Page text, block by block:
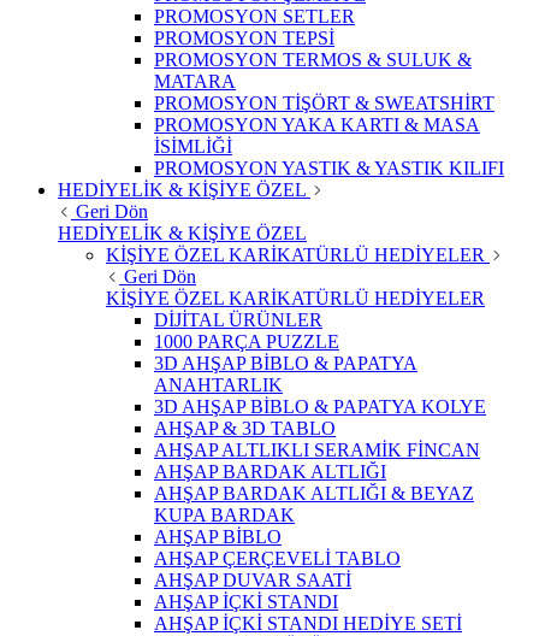
PROMOSYON SETLER
PROMOSYON TEPSİ
PROMOSYON TERMOS & SULUK &
MATARA
PROMOSYON TİŞÖRT & SWEATSHİRT
PROMOSYON YAKA KARTI & MASA
İSİMLİĞİ
PROMOSYON YASTIK & YASTIK KILIFI
HEDİYELİK & KİŞİYE ÖZEL
Geri Dön
HEDİYELİK & KİŞİYE ÖZEL
KİŞİYE ÖZEL KARİKATÜRLÜ HEDİYELER
Geri Dön
KİŞİYE ÖZEL KARİKATÜRLÜ HEDİYELER
DİJİTAL ÜRÜNLER
1000 PARÇA PUZZLE
3D AHŞAP BİBLO & PAPATYA
ANAHTARLIK
3D AHŞAP BİBLO & PAPATYA KOLYE
AHŞAP & 3D TABLO
AHŞAP ALTLIKLI SERAMİK FİNCAN
AHŞAP BARDAK ALTLIĞI
AHŞAP BARDAK ALTLIĞI & BEYAZ
KUPA BARDAK
AHŞAP BİBLO
AHŞAP ÇERÇEVELİ TABLO
AHŞAP DUVAR SAATİ
AHŞAP İÇKİ STANDI
AHŞAP İÇKİ STANDI HEDİYE SETİ